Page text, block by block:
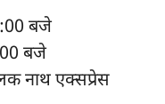
बजे
बजे
नाथ एक्सप्रेस